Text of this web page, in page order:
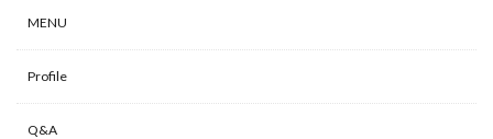
MENU
Profile
Q&A